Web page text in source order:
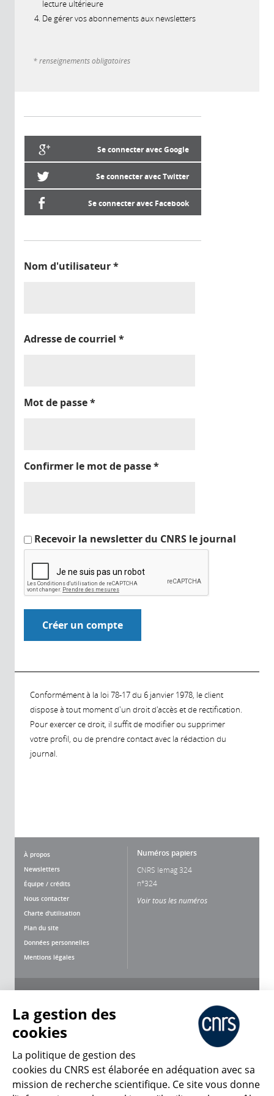
lecture ultérieure
De gérer vos abonnements aux newsletters
* renseignements obligatoires
Se connecter avec Google
Se connecter avec Twitter
Se connecter avec Facebook
Nom d'utilisateur*
Adresse de courriel *
Mot de passe*
Confirmer le mot de passe*
Recevoir la newsletter du CNRS le journal
Conformément à la loi 78-17 du 6 janvier 1978, le client
dispose à tout moment d'un droit d'accès et de rectification.
Pour exercer ce droit, il suffit de modifier ou supprimer
votre profil, ou de prendre contact avec la rédaction du
journal.
À propos
Newsletters
Équipe / crédits
Nous contacter
Charte d'utilisation
Plan du site
Données personnelles
Mentions légales
Numéros papiers
CNRS lemag 324
n°324
Voir tous les numéros
CNRS Le Mag
La gestion des
cookies
La politique de gestion des
cookies du CNRS est élaborée en adéquation avec sa
mission de recherche scientifique. Ce site vous donne